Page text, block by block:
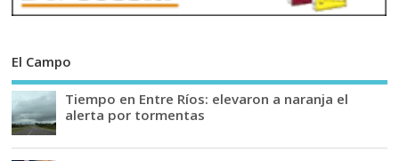
El Campo
Tiempo en Entre Ríos: elevaron a naranja el
alerta por tormentas